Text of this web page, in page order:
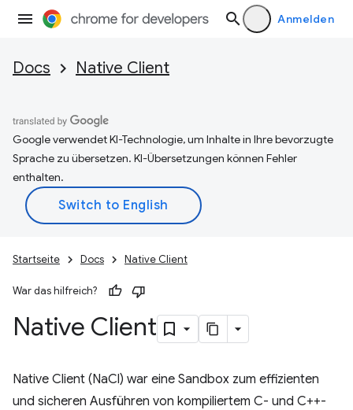
Anmelden
Docs Native Client
Google verwendet KI-Technologie, um Inhalte in Ihre bevorzugte
Sprache zu übersetzen. KI-Übersetzungen können Fehler
enthalten.
Startseite Docs Native Client
War das hilfreich?
Native Client
Native Client (NaCl) war eine Sandbox zum effizienten
und sicheren Ausführen von kompiliertem C- und C++-